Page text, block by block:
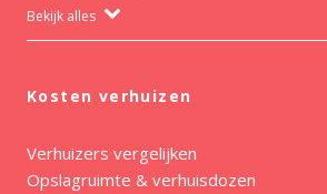
Bekijk alles
Kosten verhuizen
Verhuizers vergelijken
Opslagruimte & verhuisdozen